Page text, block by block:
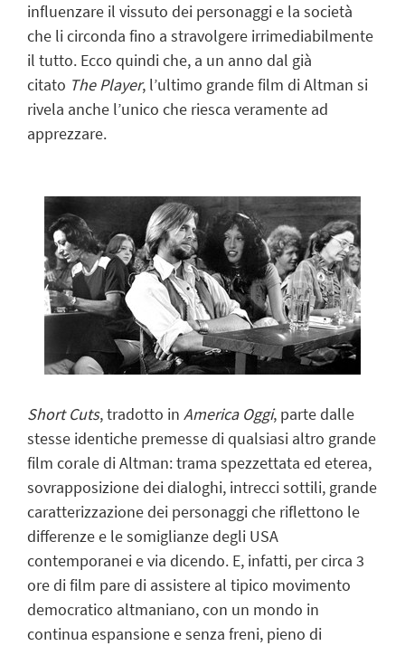
influenzare il vissuto dei personaggi e la società
che li circonda fino a stravolgere irrimediabilmente
il tutto. Ecco quindi che, a un anno dal già
citato The Player, l’ultimo grande film di Altman si
rivela anche l’unico che riesca veramente ad
apprezzare.
Short Cuts, tradotto in America Oggi, parte dalle
stesse identiche premesse di qualsiasi altro grande
film corale di Altman: trama spezzettata ed eterea,
sovrapposizione dei dialoghi, intrecci sottili, grande
caratterizzazione dei personaggi che riflettono le
differenze e le somiglianze degli USA
contemporanei e via dicendo. E, infatti, per circa 3
ore di film pare di assistere al tipico movimento
democratico altmaniano, con un mondo in
continua espansione e senza freni, pieno di